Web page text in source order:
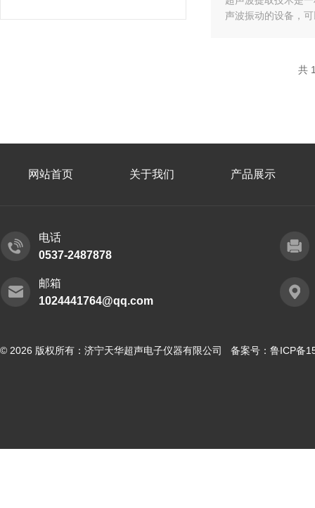
声波振动的设备，
共
网站首页 关于我们 产品展示
电话
0537-2487878
邮箱
1024441764@qq.com
© 2026 版权所有：济宁天华超声电子仪器有限公司 备案号： 鲁ICP备